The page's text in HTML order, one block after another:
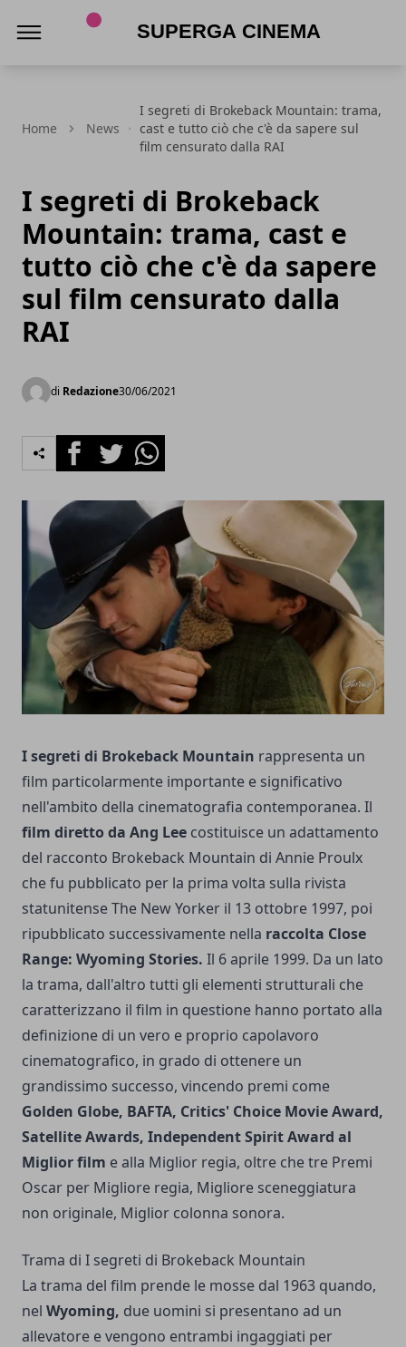
Home News
I segreti di Brokeback Mountain: trama,
cast e tutto ciò che c'è da sapere sul
film censurato dalla RAI
I segreti di Brokeback
Mountain: trama, cast e
tutto ciò che c'è da sapere
sul film censurato dalla
RAI
di Redazione30/06/2021
FacebookTwitterWhatsapp
I segreti di Brokeback Mountain rappresenta un
film particolarmente importante e significativo
nell'ambito della cinematografia contemporanea. Il
film diretto da Ang Lee costituisce un adattamento
del racconto Brokeback Mountain di Annie Proulx
che fu pubblicato per la prima volta sulla rivista
statunitense The New Yorker il 13 ottobre 1997, poi
ripubblicato successivamente nella raccolta Close
Range: Wyoming Stories. Il 6 aprile 1999. Da un lato
la trama, dall'altro tutti gli elementi strutturali che
caratterizzano il film in questione hanno portato alla
definizione di un vero e proprio capolavoro
cinematografico, in grado di ottenere un
grandissimo successo, vincendo premi come
Golden Globe, BAFTA, Critics' Choice Movie Award,
Satellite Awards, Independent Spirit Award al
Miglior film e alla Miglior regia, oltre che tre Premi
Oscar per Migliore regia, Migliore sceneggiatura
non originale, Miglior colonna sonora.
Trama di I segreti di Brokeback Mountain
La trama del film prende le mosse dal 1963 quando,
nel Wyoming, due uomini si presentano ad un
allevatore e vengono entrambi ingaggiati per